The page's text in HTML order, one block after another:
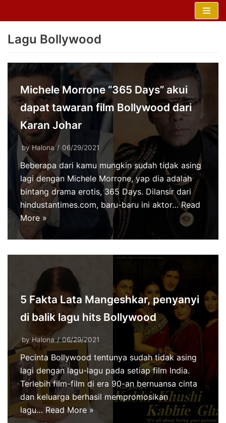
content
Lagu Bollywood
Michele Morrone “365 Days” akui
dapat tawaran film Bollywood dari
Karan Johar
byHalona 06/29/2021
Beberapa dari kamu mungkin sudah tidak asing
lagi dengan Michele Morrone, yap dia adalah
bintang drama erotis, 365 Days. Dilansir dari
hindustantimes.com, baru-baru ini aktor…Read
More »
5 Fakta Lata Mangeshkar, penyanyi
di balik lagu hits Bollywood
by Halona 06/29/2021
Pecinta Bollywood tentunya sudah tidak asing
lagi dengan lagu-lagu pada setiap film India.
Terlebih film-film di era 90-an bernuansa cinta
dan keluarga berhasil mempromosikan
lagu… Read More »